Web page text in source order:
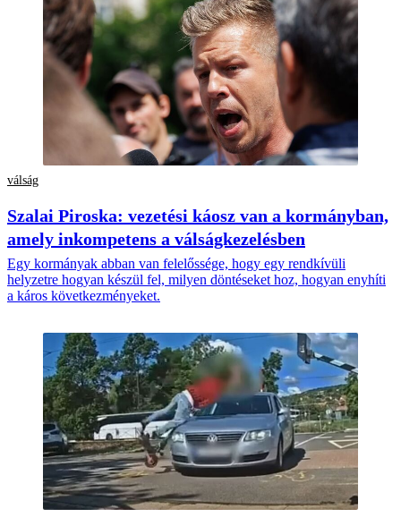
válság
Szalai Piroska: vezetési káosz van a kormányban,
amely inkompetens a válságkezelésben
Egy kormányak abban van felelőssége, hogy egy rendkívüli
helyzetre hogyan készül fel, milyen döntéseket hoz, hogyan enyhíti
a káros következményeket.